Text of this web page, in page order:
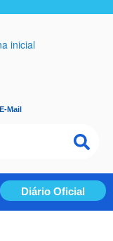
E-Mail
Diário Oficial